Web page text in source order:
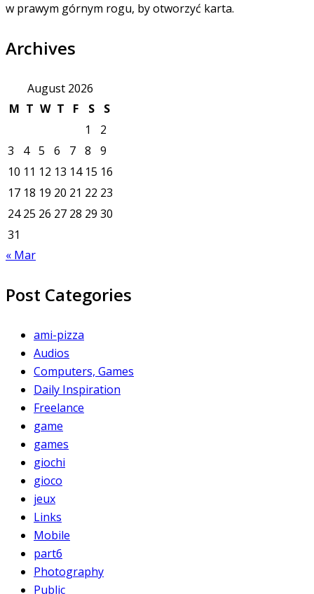
w prawym górnym rogu, by otworzyć karta.
Archives
August 2026
M T W T F S
S
1
2
3
4 5 6 7 8
9
10 11 12 13 14 15 16
17 18 19 20 21 22 23
24 25 26 27 28 29 30
31
« Mar
Post Categories
ami-pizza
Audios
Computers, Games
Daily Inspiration
Freelance
game
games
giochi
gioco
jeux
Links
Mobile
part6
Photography
Public